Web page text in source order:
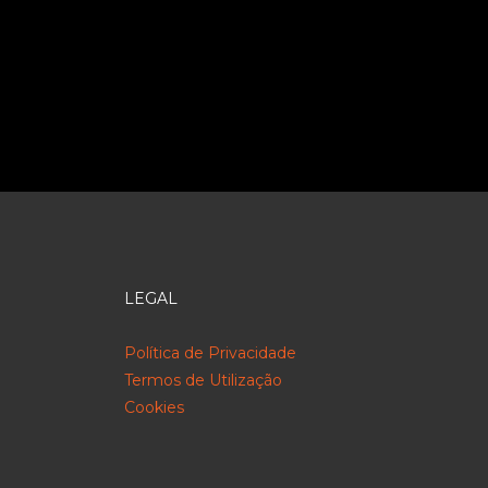
LEGAL
Política de Privacidade
Termos de Utilização
Cookies